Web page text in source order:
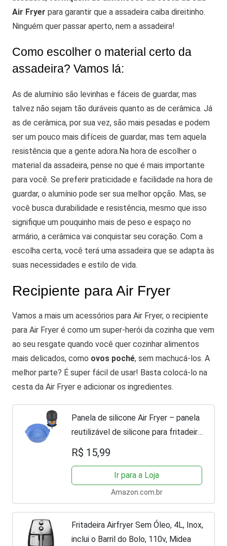
Air Fryer para garantir que a assadeira caiba direitinho.
Ninguém quer passar aperto, nem a assadeira!
Como escolher o material certo da
assadeira? Vamos lá:
As de alumínio são levinhas e fáceis de guardar, mas
talvez não sejam tão duráveis quanto as de cerâmica. Já
as de cerâmica, por sua vez, são mais pesadas e podem
ser um pouco mais difíceis de guardar, mas tem aquela
resistência que a gente adora. Na hora de escolher o
material da assadeira, pense no que é mais importante
para você. Se preferir praticidade e facilidade na hora de
guardar, o alumínio pode ser sua melhor opção. Mas, se
você busca durabilidade e resistência, mesmo que isso
signifique um pouquinho mais de peso e espaço no
armário, a cerâmica vai conquistar seu coração. Com a
escolha certa, você terá uma assadeira que se adapta às
suas necessidades e estilo de vida.
Recipiente para Air Fryer
Vamos a mais um acessórios para Air Fryer, o recipiente
para Air Fryer é como um super-herói da cozinha que vem
ao seu resgate quando você quer cozinhar alimentos
mais delicados, como ovos poché, sem machucá-los. A
melhor parte? É super fácil de usar! Basta colocá-lo na
cesta da Air Fryer e adicionar os ingredientes.
Panela de silicone Air Fryer – panela
reutilizável de silicone para fritadeira
a ar, acessórios de forno de
substituição do forro de pergaminho
R$ 15,99
Ir para a Loja
Amazon.com.br
Fritadeira Airfryer Sem Óleo, 4L, Inox,
inclui o Barril do Bolo, 110v, Midea